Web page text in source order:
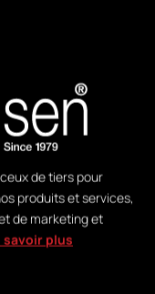
de tiers pour
produits et services,
de marketing et
savoir plus